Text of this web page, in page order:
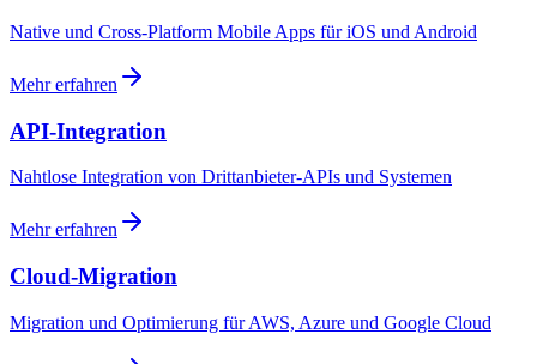
Native und Cross-Platform Mobile Apps für iOS und Android
Mehr erfahren
API-Integration
Nahtlose Integration von Drittanbieter-APIs und Systemen
Mehr erfahren
Cloud-Migration
Migration und Optimierung für AWS, Azure und Google Cloud